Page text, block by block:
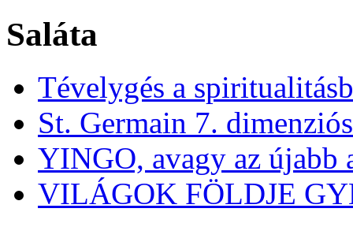
Saláta
Tévelygés a
St. Germain 7.
YINGO, avagy az újabb
VILÁGOK FÖLDJE